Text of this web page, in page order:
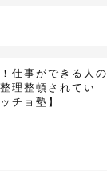
仕事ができる人の
理整頓されてい
チョ塾】